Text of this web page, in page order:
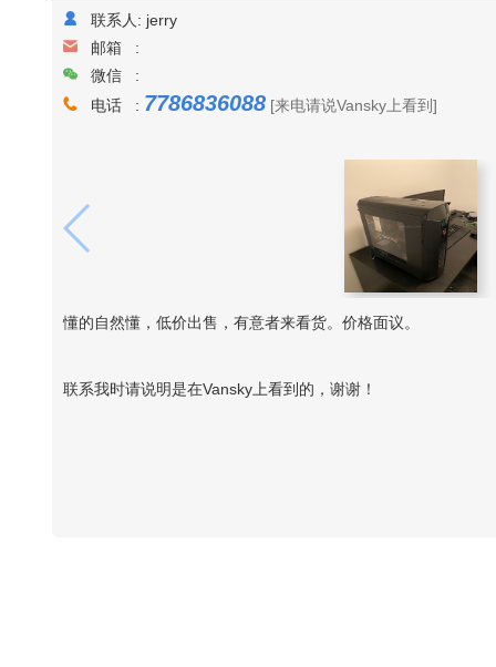
联系人: jerry
邮箱 :
微信 :
电话 : 7786836088 [来电请说Vansky上看到]
懂的自然懂，低价出售，有意者来看货。价格面议。
联系我时请说明是在Vansky上看到的，谢谢！